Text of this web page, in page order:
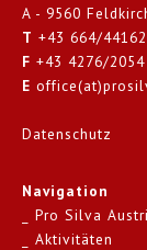
A - 9560
T +43 664/
F +43 4276/
E
Datenschutz
Navigation
Pro Silva
Aktivitäten